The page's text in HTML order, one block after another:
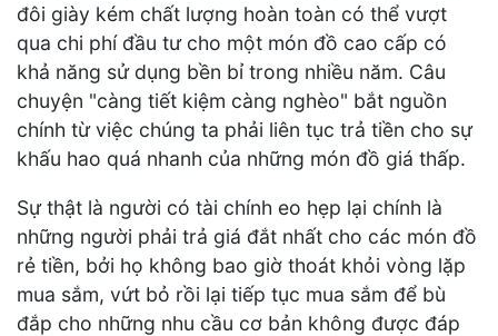
đôi giày kém chất lượng hoàn toàn có thể vượt
qua chi phí đầu tư cho một món đồ cao cấp có
khả năng sử dụng bền bỉ trong nhiều năm. Câu
chuyện "càng tiết kiệm càng nghèo" bắt nguồn
chính từ việc chúng ta phải liên tục trả tiền cho sự
khấu hao quá nhanh của những món đồ giá thấp.
Sự thật là người có tài chính eo hẹp lại chính là
những người phải trả giá đắt nhất cho các món đồ
rẻ tiền, bởi họ không bao giờ thoát khỏi vòng lặp
mua sắm, vứt bỏ rồi lại tiếp tục mua sắm để bù
đắp cho những nhu cầu cơ bản không được đáp